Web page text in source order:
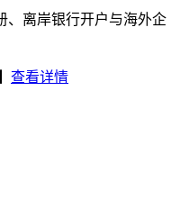
、离岸银行开户与海外企
查看详情